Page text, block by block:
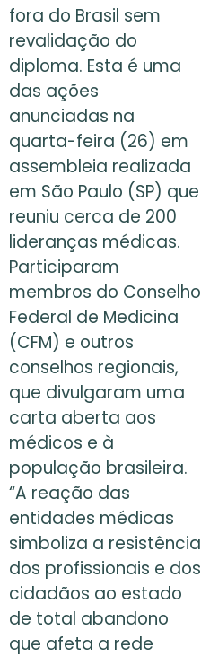
fora do Brasil sem
revalidação do
diploma. Esta é uma
das ações
anunciadas na
quarta-feira (26) em
assembleia realizada
em São Paulo (SP) que
reuniu cerca de 200
lideranças médicas.
Participaram
membros do Conselho
Federal de Medicina
(CFM) e outros
conselhos regionais,
que divulgaram uma
carta aberta aos
médicos e à
população brasileira.
“A reação das
entidades médicas
simboliza a resistência
dos profissionais e dos
cidadãos ao estado
de total abandono
que afeta a rede